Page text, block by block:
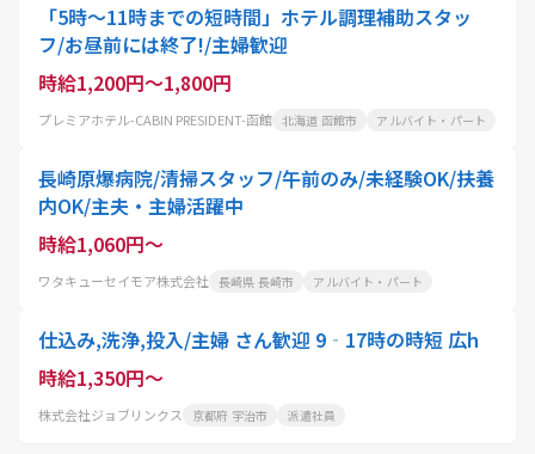
「5時〜11時までの短時間」ホテル調理補助スタッ
フ/お昼前には終了!/主婦歓迎
時給1,200円～1,800円
プレミアホテル-CABIN PRESIDENT-函館 北海道 函館市 アルバイト・パート
長崎原爆病院/清掃スタッフ/午前のみ/未経験OK/扶養
内OK/主夫・主婦活躍中
時給1,060円～
ワタキューセイモア株式会社 長崎県 長崎市 アルバイト・パート
仕込み,洗浄,投入/主婦 さん歓迎 9‐17時の時短 広h
時給1,350円～
株式会社ジョブリンクス 京都府 宇治市 派遣社員